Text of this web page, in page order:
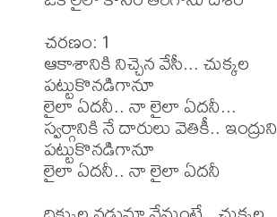
చరణం: 1
ఆకాశానికి నిచ్చెన వేసీ... చుక్కల
పట్టుకొనడిగానూ
లైలా ఏదనీ.. నా లైలా ఏదనీ...
స్వర్గానికి నే దారులు వెతికీ.. ఇంద్రుని
పట్టుకొనడిగానూ
లైలా ఏదనీ.. నా లైలా ఏదనీ